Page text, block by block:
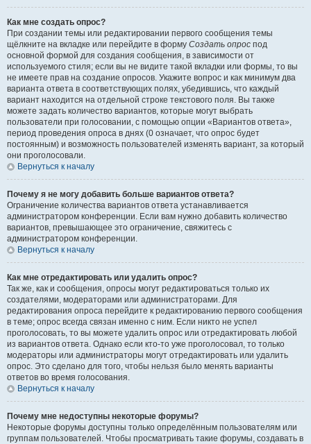
Как мне создать опрос?
При создании темы или редактировании первого сообщения темы
щёлкните на вкладке или перейдите в форму Создать опрос под
основной формой для создания сообщения, в зависимости от
используемого стиля; если вы не видите такой вкладки или формы, то вы
не имеете прав на создание опросов. Укажите вопрос и как минимум два
варианта ответа в соответствующих полях, убедившись, что каждый
вариант находится на отдельной строке текстового поля. Вы также
можете задать количество вариантов, которые могут выбрать
пользователи при голосовании, с помощью опции «Вариантов ответа»,
период проведения опроса в днях (0 означает, что опрос будет
постоянным) и возможность пользователей изменять вариант, за который
они проголосовали.
Вернуться к началу
Почему я не могу добавить больше вариантов ответа?
Ограничение количества вариантов ответа устанавливается
администратором конференции. Если вам нужно добавить количество
вариантов, превышающее это ограничение, свяжитесь с
администратором конференции.
Вернуться к началу
Как мне отредактировать или удалить опрос?
Так же, как и сообщения, опросы могут редактироваться только их
создателями, модераторами или администраторами. Для
редактирования опроса перейдите к редактированию первого сообщения
в теме; опрос всегда связан именно с ним. Если никто не успел
проголосовать, то вы можете удалить опрос или отредактировать любой
из вариантов ответа. Однако если кто-то уже проголосовал, то только
модераторы или администраторы могут отредактировать или удалить
опрос. Это сделано для того, чтобы нельзя было менять варианты
ответов во время голосования.
Вернуться к началу
Почему мне недоступны некоторые форумы?
Некоторые форумы доступны только определённым пользователям или
группам пользователей. Чтобы просматривать такие форумы, создавать в